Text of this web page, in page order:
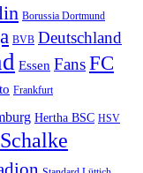
Borussia Dortmund
BVB Deutschland
Essen FansFC
Frankfurt
Hertha BSC HSV
Schalke